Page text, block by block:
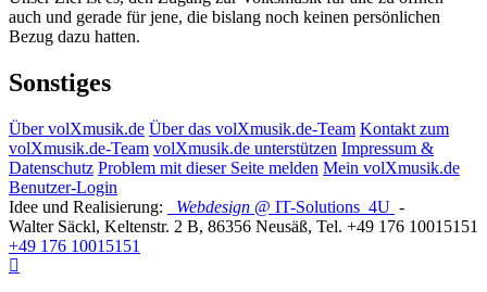
auch und gerade für jene, die bislang noch keinen persönlichen
Bezug dazu hatten.
Sonstiges
Über volXmusik.de Über das volXmusik.de-Team Kontakt zum
volXmusik.de-Team volXmusik.de unterstützen Impressum &
Datenschutz Problem mit dieser Seite melden Mein volXmusik.de
Benutzer-Login
Idee und Realisierung:
Webdesign @ IT-Solutions 4U -
Walter Säckl, Keltenstr. 2 B, 86356 Neusäß, Tel. +49 176 10015151
+49 176 10015151